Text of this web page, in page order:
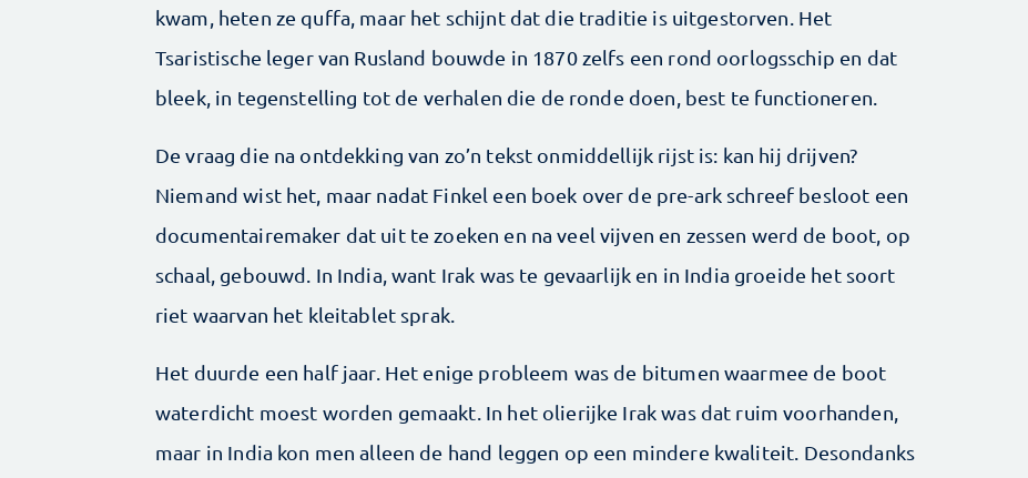
kwam, heten ze quffa, maar het schijnt dat die traditie is uitgestorven. Het
Tsaristische leger van Rusland bouwde in 1870 zelfs een rond oorlogsschip en dat
bleek, in tegenstelling tot de verhalen die de ronde doen, best te functioneren.
De vraag die na ontdekking van zo’n tekst onmiddellijk rijst is: kan hij drijven?
Niemand wist het, maar nadat Finkel een boek over de pre-ark schreef besloot een
documentairemaker dat uit te zoeken en na veel vijven en zessen werd de boot, op
schaal, gebouwd. In India, want Irak was te gevaarlijk en in India groeide het soort
riet waarvan het kleitablet sprak.
Het duurde een half jaar. Het enige probleem was de bitumen waarmee de boot
waterdicht moest worden gemaakt. In het olierijke Irak was dat ruim voorhanden,
maar in India kon men alleen de hand leggen op een mindere kwaliteit. Desondanks